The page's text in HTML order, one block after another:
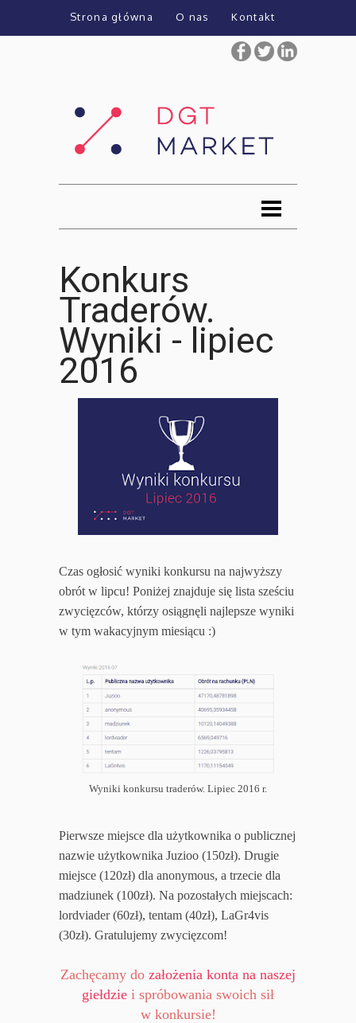
Strona główna O nas Kontakt
Konkurs
Traderów.
Wyniki - lipiec
2016
Czas ogłosić wyniki konkursu na najwyższy
obrót w lipcu! Poniżej znajduje się lista sześciu
zwycięzców, którzy osiągnęli najlepsze wyniki
w tym wakacyjnym miesiącu :)
Wyniki konkursu traderów. Lipiec 2016 r.
Pierwsze miejsce dla użytkownika o publicznej
nazwie użytkownika Juzioo (150zł). Drugie
miejsce (120zł) dla anonymous, a trzecie dla
madziunek (100zł). Na pozostałych miejscach:
lordviader(60zł), tentam (40zł), LaGr4vis
(30zł). Gratulujemy zwycięzcom!
Zachęcamy do założenia konta na naszej
giełdzie i spróbowania swoich sił
w konkursie!